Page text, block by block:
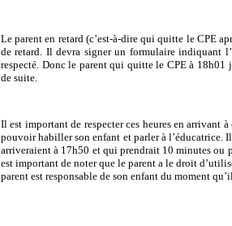
Le parent en retard (c’est-à-dire qui quitte le CPE
de retard. Il devra signer un formulaire indiquant
respecté. Donc le parent qui quitte le CPE à
de suite.
Il est important de respecter ces heures en arrivant
pouvoir habiller son enfant et parler à l’éducatrice.
arriveraient à 17h50 et qui prendrait 10 minutes ou
est important de noter que le parent a le droit
parent est responsable de son enfant du moment